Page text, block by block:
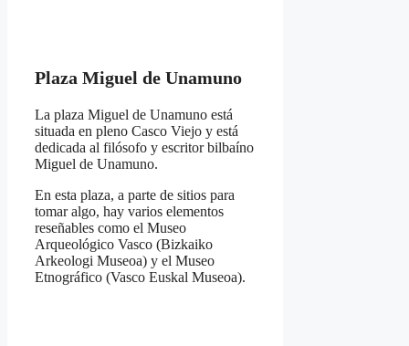
Plaza Miguel de Unamuno
La plaza Miguel de Unamuno está
situada en pleno Casco Viejo y está
dedicada al filósofo y escritor bilbaíno
Miguel de Unamuno.
En esta plaza, a parte de sitios para
tomar algo, hay varios elementos
reseñables como el Museo
Arqueológico Vasco (Bizkaiko
Arkeologi Museoa) y el Museo
Etnográfico (Vasco Euskal Museoa).